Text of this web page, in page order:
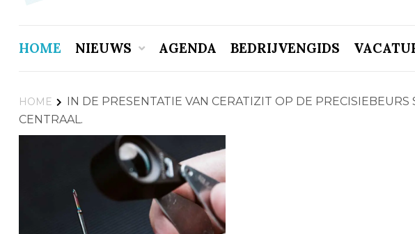
HOME NIEUWS AGENDA BEDRIJVENGIDS
HOME
IN DE PRESENTATIE VAN CERATIZIT OP DE
CENTRAAL.